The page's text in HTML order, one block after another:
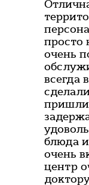
просто
очень
всегда
блюда
очень
центр